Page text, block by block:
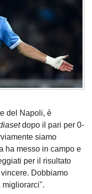
del Napoli, è
dopo il pari per 0-
siamo
ha messo in campo e
per il risultato
Dobbiamo
migliorarci".